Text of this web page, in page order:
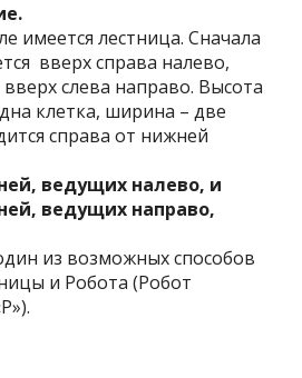
имеется лестница. Сначала
вверх справа налево,
слева направо. Высота
клетка, ширина – две
справа от нижней
ведущих налево, и
ведущих направо,
из возможных способов
и Робота (Робот